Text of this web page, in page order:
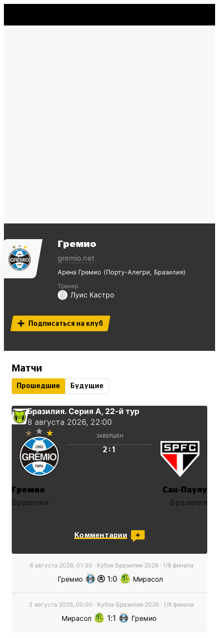
Гремио
gremio.net
Арена Гремио Порту-Алегри
Бразилия
Тренер
Луис Кастро
Подписаться на клуб
Матчи
Прошедшие Будущие
Бразилия. Серия А, 22-й тур
8 августа 2026, 22:00
ЗАВЕРШЕН
2 : 1
Гремио
Бразилия
Сан-Паулу
Бразилия
Комментарии
6 августа 2026, 01:30 · Кубок Бразилии 2026· 1/8 финaла
Гремио 1 0 Мирасол
3 августа 2026, 00:00 · Кубок Бразилии 2026 · 1/8 финaла
Мирасол 1 1 Гремио